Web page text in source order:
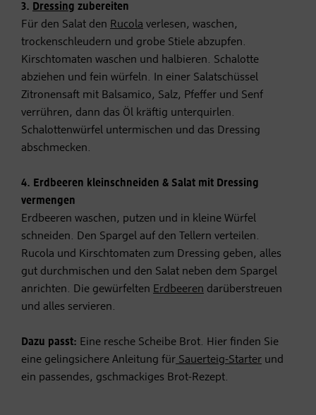
3. Dressing zubereiten
Für den Salat den Rucola verlesen, waschen,
trockenschleudern und grobe Stiele abzupfen.
Kirschtomaten waschen und halbieren. Schalotte
abziehen und fein würfeln. In einer Salatschüssel
Zitronensaft mit Balsamico, Salz, Pfeffer und Senf
verrühren, dann das Öl kräftig unterquirlen.
Schalottenwürfel untermischen und das Dressing
abschmecken.
4. Erdbeeren kleinschneiden & Salat mit Dressing
vermengen
Erdbeeren waschen, putzen und in kleine Würfel
schneiden. Den Spargel auf den Tellern verteilen.
Rucola und Kirschtomaten zum Dressing geben, alles
gut durchmischen und den Salat neben dem Spargel
anrichten. Die gewürfelten Erdbeeren darüberstreuen
und alles servieren.
Dazu passt: Eine resche Scheibe Brot. Hier finden Sie
eine gelingsichere Anleitung für Sauerteig-Starter und
ein passendes, gschmackiges Brot-Rezept.